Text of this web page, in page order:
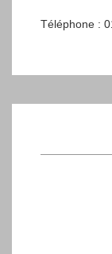
Téléphone :